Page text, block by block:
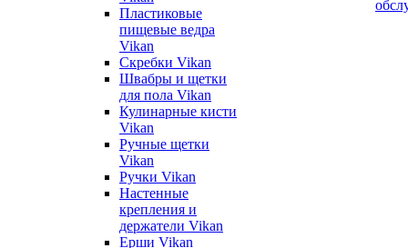
Пластиковые
пищевые ведра
Vikan
Скребки Vikan
Швабры и щетки
для пола Vikan
Кулинарные кисти
Vikan
Ручные щетки
Vikan
Ручки Vikan
Настенные
крепления и
держатели Vikan
Ерши Vikan